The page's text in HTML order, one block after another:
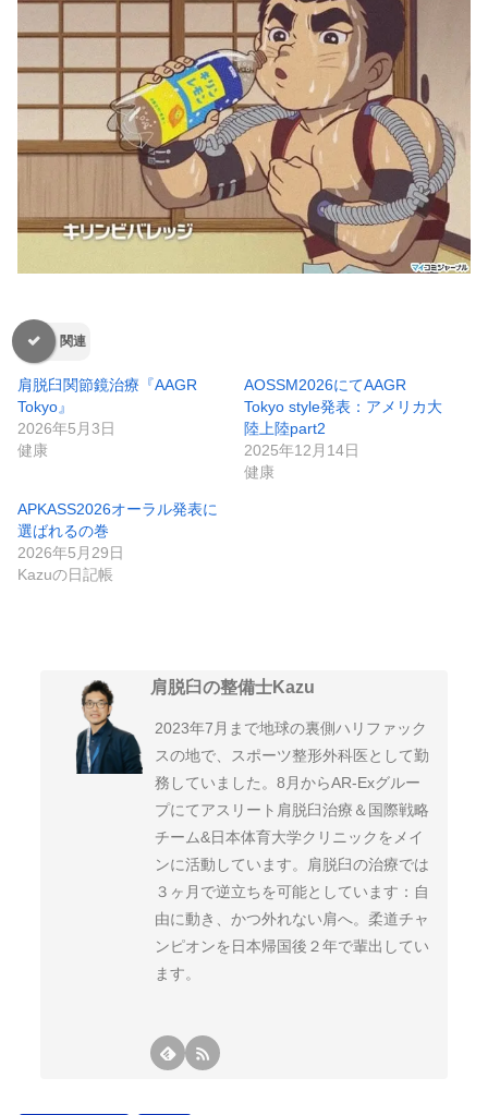
関連
肩脱臼関節鏡治療『AAGR
Tokyo』
2026年5月3日
健康
AOSSM2026にてAAGR
Tokyo style発表：アメリカ大
陸上陸part2
2025年12月14日
健康
APKASS2026オーラル発表に
選ばれるの巻
2026年5月29日
Kazuの日記帳
肩脱臼の整備士Kazu
2023年7月まで地球の裏側ハリファック
スの地で、スポーツ整形外科医として勤
務していました。8月からAR-Exグルー
プにてアスリート肩脱臼治療＆国際戦略
チーム&日本体育大学クリニックをメイ
ンに活動しています。肩脱臼の治療では
３ヶ月で逆立ちを可能としています：自
由に動き、かつ外れない肩へ。柔道チャ
ンピオンを日本帰国後２年で輩出してい
ます。